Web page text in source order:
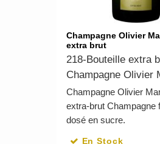
Champagne Olivier
extra brut
218-Bouteille extra
Champagne Olivier
Champagne Olivier
extra-brut Champagne
dosé en sucre.
En Stock